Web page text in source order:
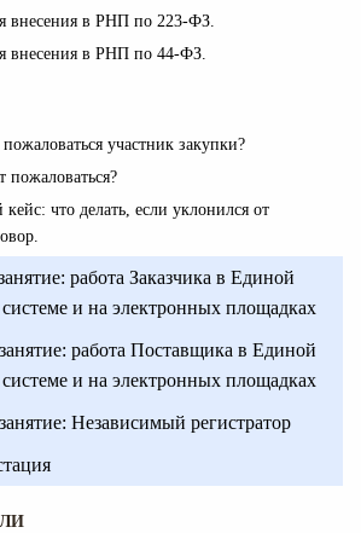
внесения в РНП по 223-ФЗ.
внесения в РНП по 44-ФЗ.
участник закупки?
пожаловаться?
что делать, если уклонился от
работа Заказчика в Единой
и на электронных площадках
работа Поставщика в Единой
и на электронных площадках
Независимый регистратор